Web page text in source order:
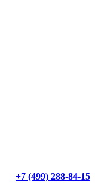
+7 (499) 288-84-15